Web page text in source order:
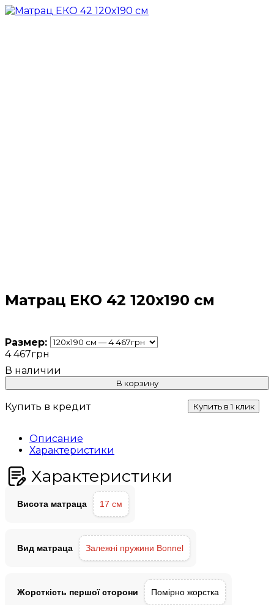
Матрац ЕКО 42 120х190 см
Размер:
4 467грн
В корзину
Купить в кредит Купить в 1 клик
Описание
Характеристики
Характеристики
Висота матраца 17 см
Вид матраца Залежні пружини Bonnel
Жорсткість першої сторони Помірно жорстка